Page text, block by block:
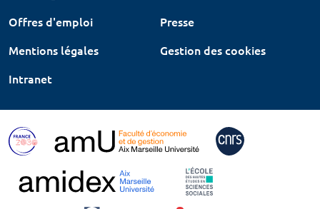
Offres d'emploi
Presse
Mentions légales
Gestion des cookies
Intranet